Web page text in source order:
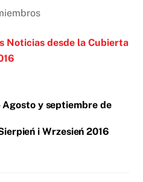
Noticias desde la Cubierta
y septiembre de
i Wrzesień 2016